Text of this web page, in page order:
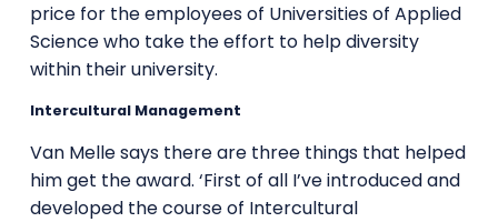
price for the employees of Universities of Applied
Science who take the effort to help diversity
within their university.
Intercultural Management
Van Melle says there are three things that helped
him get the award. ‘First of all I’ve introduced and
developed the course of Intercultural